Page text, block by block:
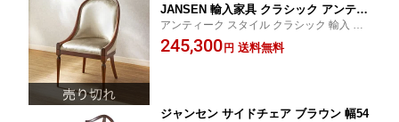
JANSEN 輸入家具 クラシック アンティ
ーク スタイル 猫脚
アンティーク スタイル クラシック 輸入 家
具 猫足 高級 インテリア
245,300円 送料無料
ジャンセン サイドチェア ブラウン 幅54